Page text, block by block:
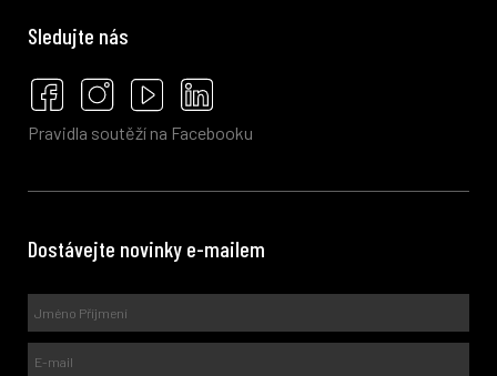
Sledujte nás
Pravidla soutěží na Facebooku
Dostávejte novinky e-mailem